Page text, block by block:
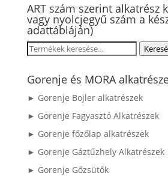
ART szám szerint alkatrész
vagy nyolcjegyű szám a
adattábláján)
Keresés
következőre:
Gorenje és MORA
► Gorenje Bojler alkatrészek
► Gorenje Fagyasztó Alkatrészek
► Gorenje főzőlap alkatrészek
► Gorenje Gáztűzhely Alkatrészek
► Gorenje Gőzsütők